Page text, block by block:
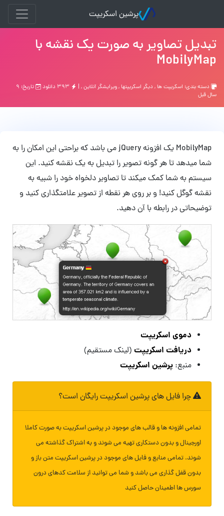
پرشین اسکریپت
تبدیل تصاویر به صورت یک نقشه با
MobilyMap
دسته بندی: اسکریپت ها, ديگر اسكريپتها,ویرایشگر آنلاین, |
تاریخ: ۹
سال قبل
MobilyMap یک افزونه jQuery می باشد که براحتی این امکان را به
شما میدهد تا هر گونه تصویر را تبدیل به یک نقشه کنید. این
سیستم به شما کمک میکند تا تصاویر دلخواه خود را شبیه به
نقشه گوگل کنید! و بر روی هر نقطه از تصویر علامتگذاری کنید و
توضیحاتی در رابطه با آن دهید.
دموی اسکریپت
دریافت اسکریپت (لینک مستقیم)
منبع: پرشین اسکریپت
چرا فایل های پرشین اسکریپت رایگان است؟
تمامی افزونه ها و قالب های موجود در پرشین اسکریپت به صورت کاملا
اورجینال و بدون دستکاری تهیه می شوند و به اشتراک گذاشته می
شوند. تمامی منابع و فایل های موجود در پرشین اسکریپت متن باز و
بدون قفل گذاری می باشد و شما می توانید از سلامت کدهای درون
سورس ها اطمینان حاصل کنید